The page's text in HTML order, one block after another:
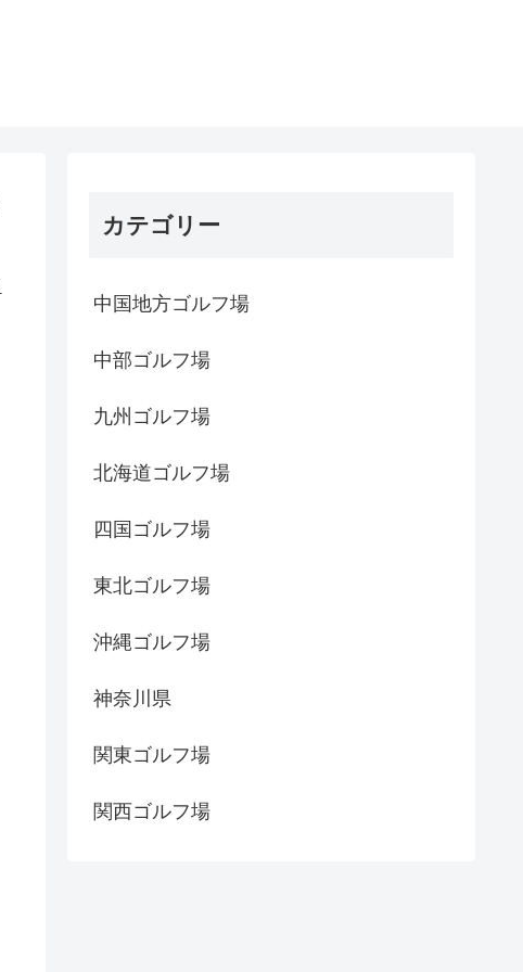
カテゴリー
中国地方ゴルフ場
中部ゴルフ場
九州ゴルフ場
北海道ゴルフ場
四国ゴルフ場
東北ゴルフ場
沖縄ゴルフ場
神奈川県
関東ゴルフ場
関西ゴルフ場